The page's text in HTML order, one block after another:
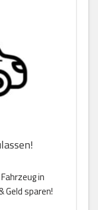
in
Geld sparen!